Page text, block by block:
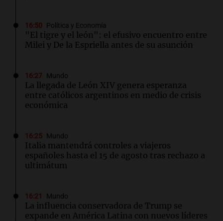
16:50 Política y Economía
"El tigre y el león": el efusivo encuentro entre
Milei y De la Espriella antes de su asunción
16:27 Mundo
La llegada de León XIV genera esperanza
entre católicos argentinos en medio de crisis
económica
16:25 Mundo
Italia mantendrá controles a viajeros
españoles hasta el 15 de agosto tras rechazo a
ultimátum
16:21 Mundo
La influencia conservadora de Trump se
expande en América Latina con nuevos líderes